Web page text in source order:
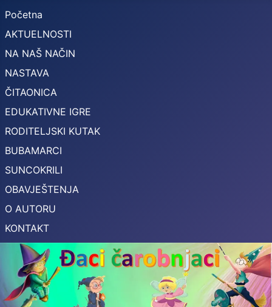
Početna
AKTUELNOSTI
NA NAŠ NAČIN
NASTAVA
ČITAONICA
EDUKATIVNE IGRE
RODITELJSKI KUTAK
BUBAMARCI
SUNCOKRILI
OBAVJEŠTENJA
O AUTORU
KONTAKT